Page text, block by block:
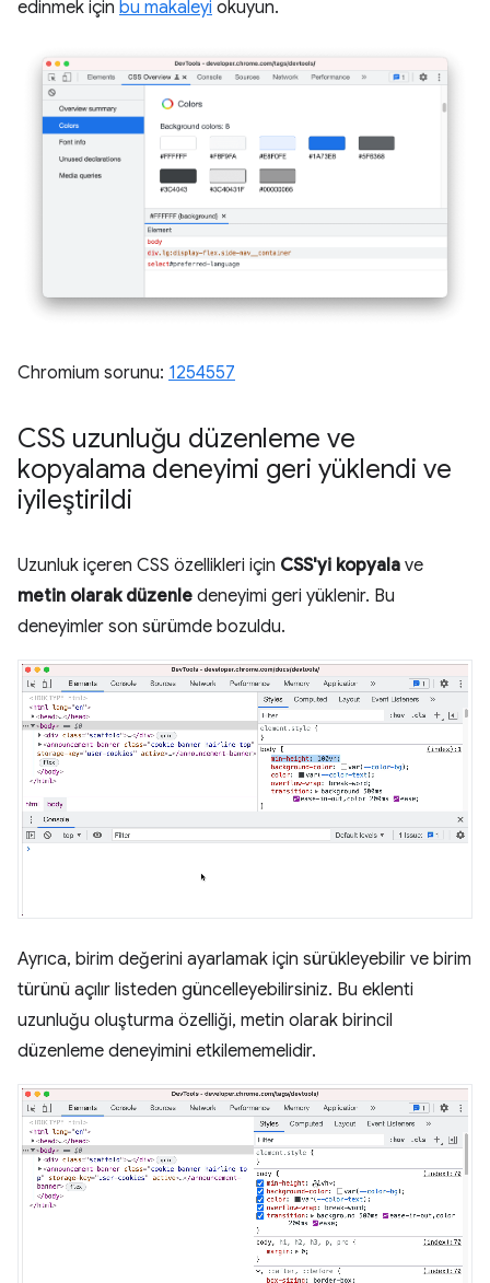
edinmek için bu makaleyi okuyun.
Chromium sorunu: 1254557
CSS uzunluğu düzenleme ve
kopyalama deneyimi geri yüklendi ve
iyileştirildi
Uzunluk içeren CSS özellikleri için CSS'yi kopyala ve
metin olarak düzenle deneyimi geri yüklenir. Bu
deneyimler son sürümde bozuldu.
Ayrıca, birim değerini ayarlamak için sürükleyebilir ve birim
türünü açılır listeden güncelleyebilirsiniz. Bu eklenti
uzunluğu oluşturma özelliği, metin olarak birincil
düzenleme deneyimini etkilememelidir.